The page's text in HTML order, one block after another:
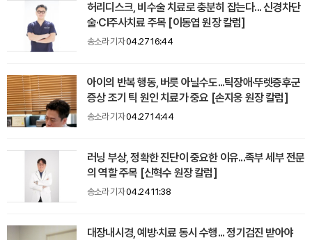
허리디스크, 비수술 치료로 충분히 잡는다... 신경차단
술·CI주사치료 주목 [이동엽 원장 칼럼]
송소라 기자04.27 16:44
아이의 반복 행동, 버릇 아닐수도...틱장애·뚜렛증후군
증상 조기 틱 원인 치료가 중요 [손지웅 원장 칼럼]
송소라 기자04.27 14:44
러닝 부상, 정확한 진단이 중요한 이유...족부 세부 전문
의 역할 주목 [신혁수 원장 칼럼]
송소라 기자04.24 11:38
대장내시경, 예방·치료 동시 수행... 정기검진 받아야